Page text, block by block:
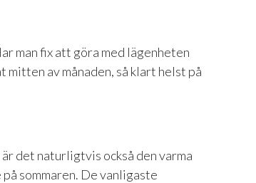
man fix att göra med lägenheten
av månaden, så klart helst på
det naturligtvis också den varma
sommaren. De vanligaste